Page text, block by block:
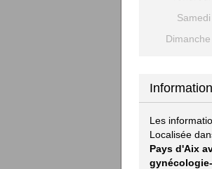
Samedi
Dimanche
Les
Localisée
Pays d'Aix